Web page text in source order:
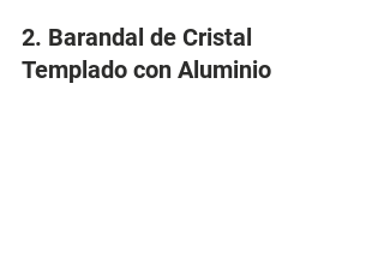
2. Barandal de Cristal
Templado con Aluminio